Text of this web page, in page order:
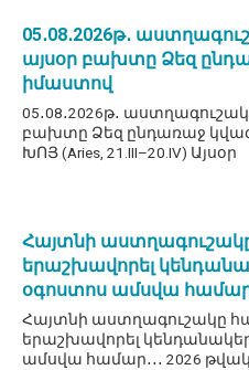
05․08․2026թ․
այսօր բախտը Ձեզ
իմաստով
05․08․2026թ․
բախտը Ձեզ ընդառաջ
ԽՈՅ (Aries, 21.III–20.IV) Այսօր
Հայտնի աստղագուշակը
երաշխավորել
օգոստոս ամսվա
Հայտնի աստղագուշակը
երաշխավորել
ամսվա համար․․․ 2026